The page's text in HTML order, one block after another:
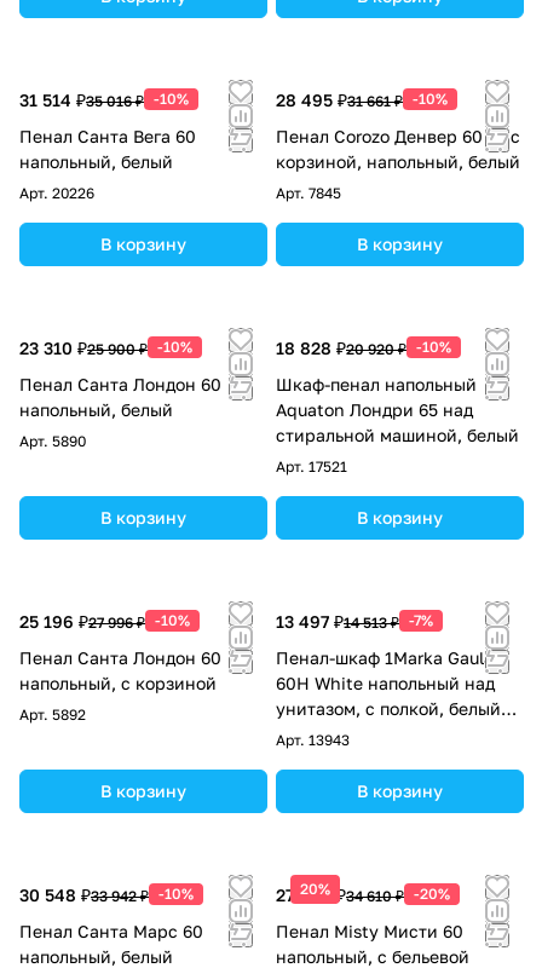
31 514 ₽35 016 ₽ -10%
Пенал Санта Вега 60
напольный, белый
Арт. 20226
В корзину
28 495 ₽31 661 ₽ -10%
Пенал Corozo Денвер 60 Z1 с
корзиной, напольный, белый
Арт. 7845
В корзину
23 310 ₽25 900 ₽ -10%
Пенал Санта Лондон 60
напольный, белый
Арт. 5890
В корзину
18 828 ₽20 920 ₽ -10%
Шкаф-пенал напольный
Aquaton Лондри 65 над
стиральной машиной, белый
Арт. 17521
В корзину
25 196 ₽27 996 ₽ -10%
Пенал Санта Лондон 60
напольный, с корзиной
Арт. 5892
В корзину
13 497 ₽14 513 ₽ -7%
Пенал-шкаф 1Marka Gaula
60Н White напольный над
унитазом, с полкой, белый
матовый
Арт. 13943
В корзину
30 548 ₽33 942 ₽ -10%
Пенал Санта Марс 60
напольный, белый
20%
27 688 ₽34 610 ₽ -20%
Пенал Misty Мисти 60
напольный, с бельевой